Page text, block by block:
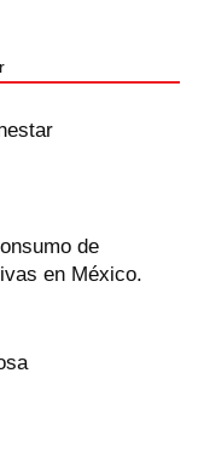
de
en México.